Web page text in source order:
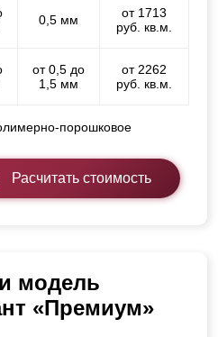
0,5 мм
от 1713
руб. кв.м.
от 0,5 до
1,5 мм
от 2262
руб. кв.м.
порошковое
Расчитать стоимость
модель
«Премиум»